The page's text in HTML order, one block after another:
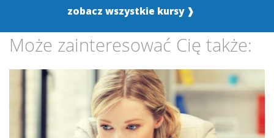
zobacz wszystkie kursy ❱
Może zainteresować Cię także: